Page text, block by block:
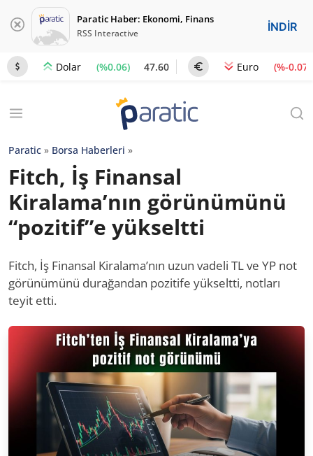
Paratic Haber: Ekonomi, Finans
RSS Interactive İNDİR
Dolar (%0.06) 47.60 Euro (%-0.07)
Paratic » Borsa Haberleri »
Fitch, İş Finansal
Kiralama’nın görünümünü
“pozitif”e yükseltti
Fitch, İş Finansal Kiralama’nın uzun vadeli TL ve YP not
görünümünü durağandan pozitife yükseltti, notları
teyit etti.